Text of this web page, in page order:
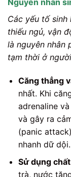
Các yếu tố
thiếu ngủ, vận
là nguyên nhân
tạm thời ở
Căng thẳng
nhất. Khi
adrenaline
và gây ra
(panic
nhanh dữ dội.
Sử dụng
trà, nước